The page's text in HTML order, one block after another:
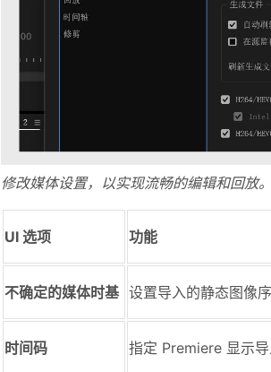
修改媒体设置，以实现流畅的编辑和回放。
UI 选项 功能
不确定的媒体时基 设置导入的静态图像
时间码 指定 Premiere 显示